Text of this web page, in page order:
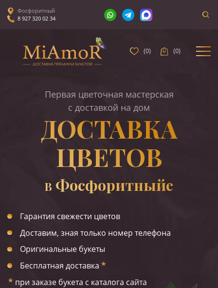
Фосфоритный
8 927 320 02 34
(0) (0)
Первая цветочная мастерская
с доставкой на дом
ДОСТАВКА
ЦВЕТОВ
В Фосфоритныйе
Гарантия свежести цветов
Доставим, зная только номер телефона
Оригинальные букеты
Бесплатная доставка *
* при заказе букета с каталога сайта